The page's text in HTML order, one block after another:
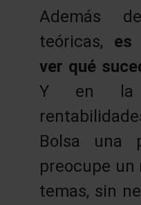
Además
teóricas, es
ver qué
Y en la
Bolsa una
preocupe un
temas, sin